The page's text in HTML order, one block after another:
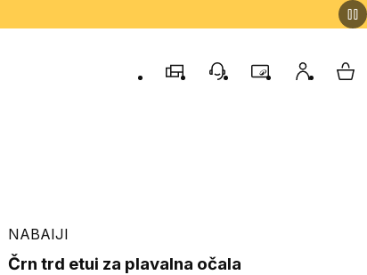
TrgovinePodporo strankam
ProgramMoj račun
NABAIJI
Črn trd etui za plavalna očala